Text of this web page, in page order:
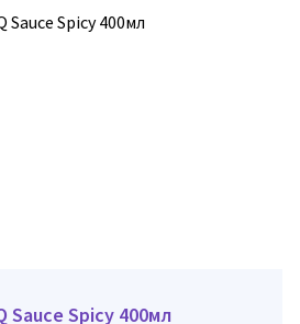
Sauce Spicy 400мл